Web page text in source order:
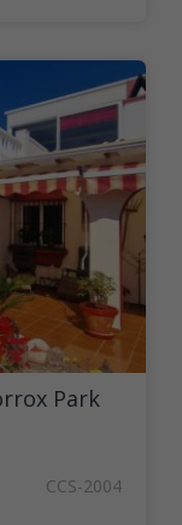
Park
CCS-2004